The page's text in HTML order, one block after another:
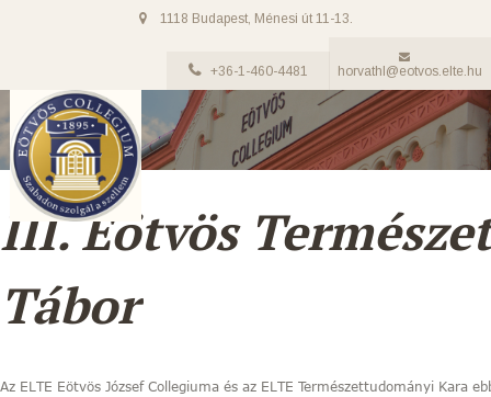
1118 Budapest, Ménesi út 11-13.
+36-1-460-4481 horvathl@eotvos.elte.hu
III. Eötvös
Tábor
Az ELTE Eötvös József Collegiuma és az ELTE Természettudományi Kara